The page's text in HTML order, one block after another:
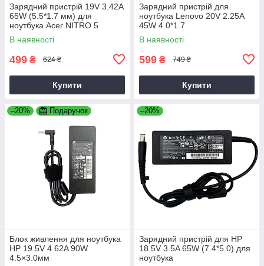
Зарядний пристрій 19V 3.42A
65W (5.5*1.7 мм) для
ноутбука Acer NITRO 5
AN515-31 65
В наявності
499 ₴ 624 ₴
Купити
Зарядний пристрій для
ноутбука Lenovo 20V 2.25A
45W 4.0*1.7
В наявності
599 ₴ 749 ₴
Купити
–20% Подарунок
Блок живлення для ноутбука
HP 19.5V 4.62A 90W
4.5×3.0мм
–20%
Зарядний пристрій для HP
18.5V 3.5A 65W (7.4*5.0) для
ноутбука